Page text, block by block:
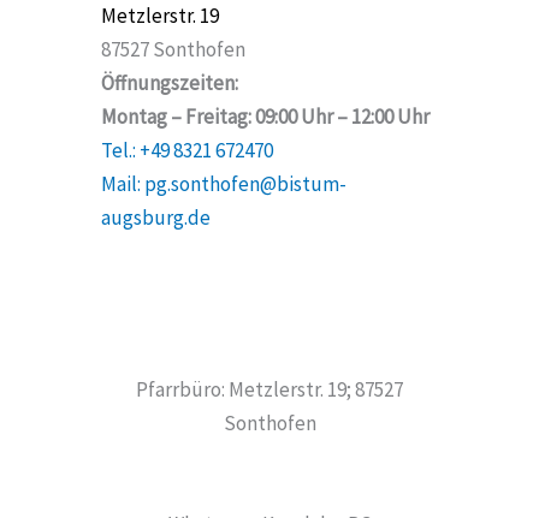
Metzlerstr. 19
87527 Sonthofen
Öffnungszeiten:
Montag – Freitag: 09:00 Uhr – 12:00 Uhr
Tel.: +49 8321 672470
Mail: pg.sonthofen@bistum-
augsburg.de
Pfarrbüro: Metzlerstr. 19; 87527
Sonthofen